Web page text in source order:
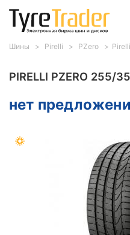
PIRELLI PZERO 255/
нет
Шины Pirelli PZero